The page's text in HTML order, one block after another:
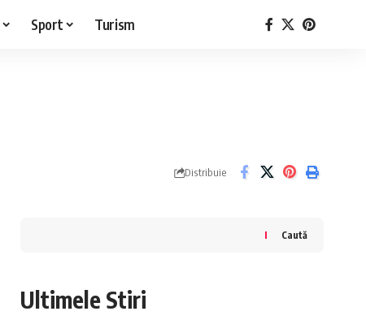
Sport Turism
Distribuie
Caută
Ultimele Stiri